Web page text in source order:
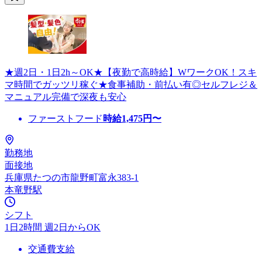
★週2日・1日2h～OK★【夜勤で高時給】WワークOK！スキ
マ時間でガッツリ稼ぐ★食事補助・前払い有◎セルフレジ＆
マニュアル完備で深夜も安心
ファーストフード 時給1,475円〜
勤務地
面接地
兵庫県たつの市龍野町富永383-1
本竜野駅
シフト
1日2時間 週2日からOK
交通費支給